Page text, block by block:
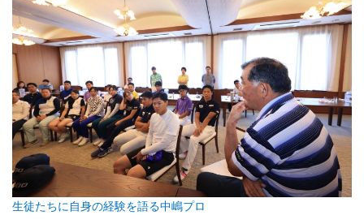
生徒たちに自身の経験を語る中嶋プロ